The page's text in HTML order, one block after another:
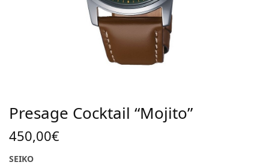
Presage Cocktail “Mojito”
450,00€
SEIKO